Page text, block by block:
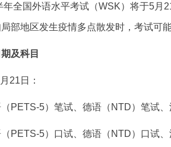
国外语水平考试（WSK）将于5月
部地区发生疫情多点散发时，考试可
及科目
日：
5）笔试、德语（NTD）笔试、
5）口试、德语（NTD）口试、